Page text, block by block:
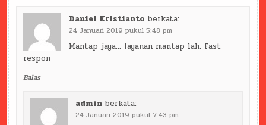
Daniel Kristianto berkata:
24 Januari 2019 pukul 5:48 pm
Mantap jaya… layanan mantap lah. Fast
respon
Balas
admin berkata:
24 Januari 2019 pukul 7:43 pm